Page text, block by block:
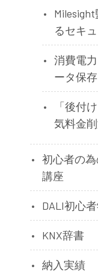
るセキ
消費電
ータ保存
「後付
気料金
初心者の
講座
DALI初心
KNX辞書
納入実績